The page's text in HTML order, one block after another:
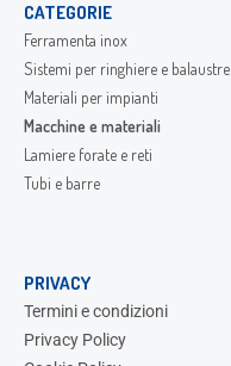
CATEGORIE
Ferramenta inox
Sistemi per ringhiere e balaustre
Materiali per impianti
Macchine e materiali
Lamiere forate e reti
Tubi e barre
PRIVACY
Termini e condizioni
Privacy Policy